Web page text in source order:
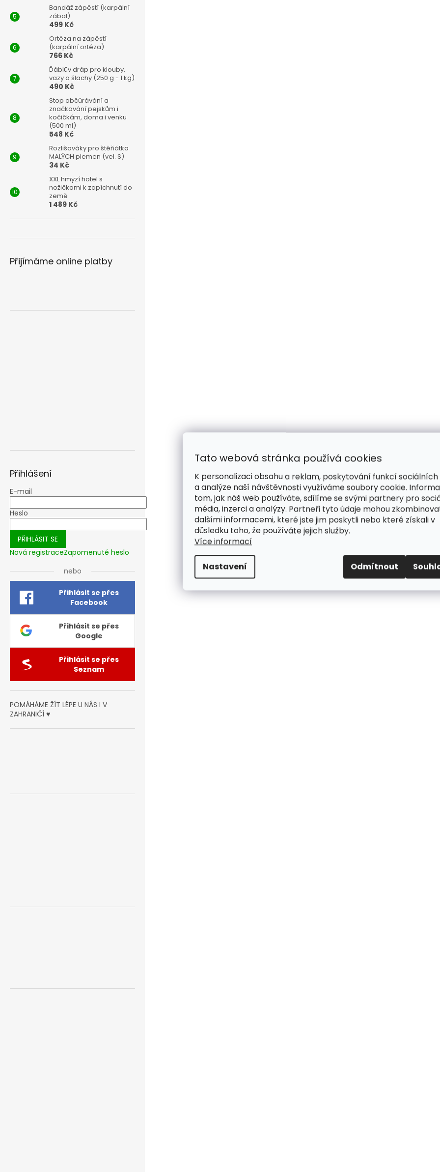
Tato webová stránka používá cookies
K personalizaci obsahu a reklam, poskytování funkcí
a analýze naší návštěvnosti využíváme soubory cookie.
tom, jak náš web používáte, sdílíme se svými partnery pro
média, inzerci a analýzy. Partneři tyto údaje mohou
dalšími informacemi, které jste jim poskytli nebo které získali v
důsledku toho, že používáte jejich služby.
Více informací
Nastavení Odmítnout
Bandáž zápěstí (karpální
zábal)
499 Kč
Ortéza na zápěstí
(karpální ortéza)
766 Kč
Ďáblův dráp pro klouby,
vazy a šlachy (250 g - 1 kg)
490 Kč
Stop občůrávání a
značkování pejskům i
kočičkám, doma i venku
(500 ml)
548 Kč
Rozlišováky pro štěňátka
MALÝCH plemen (vel. S)
34 Kč
XXL hmyzí hotel s
nožičkami k zapíchnutí do
země
1 489 Kč
Přijímáme online platby
Přihlášení
E-mail
Heslo
PŘIHLÁSIT SE
Nová registraceZapomenuté heslo
nebo
Přihlásit se přes
Facebook
Přihlásit se přes
Google
Přihlásit se přes
Seznam
POMÁHÁME ŽÍT LÉPE U NÁS I V
ZAHRANIČÍ ♥